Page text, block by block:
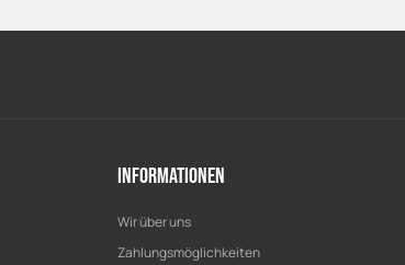
Informationen
Wir über uns
Zahlungsmöglichkeiten